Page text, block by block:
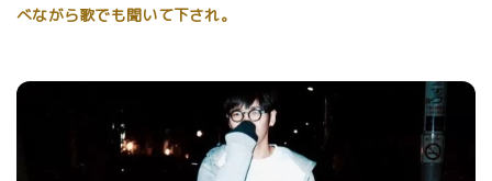
べながら歌でも聞いて下され。